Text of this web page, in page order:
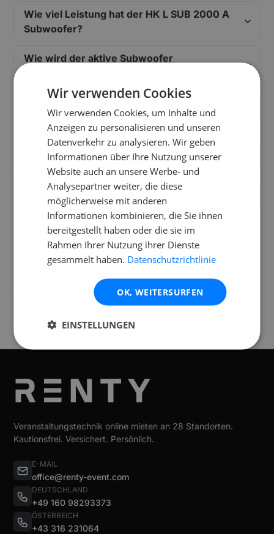
Wie viel Leistung hat der HK L SUB 2000 A
Subwoofer?
Wie wird der aktive Subwoofer
Wie groß und schwer ist der Subwoofer
und wie transportiere ich ihn?
Mit welchen Lautsprechern kann ich den
Subwoofer kombinieren?
Was ist bei der Miete des Subwoofers
enthalten und bietet ihr auch Lieferung an?
Standorte
Verfügbar an folgendenStandorten
Innsbruck
Veranstaltungstechnik online mieten an 28 Standorten.
Kautionsfrei. Versichert. Persönlich.
E-MAIL
office@renty-event.com
DEUTSCHLAND
+49 160 98293373
ÖSTERREICH
+43 316 231064
Wir verwenden Cookies
Wir verwenden Cookies, um Inhalte und
Anzeigen zu personalisieren und unseren
Datenverkehr zu analysieren. Wir geben
Informationen über Ihre Nutzung unserer
Website auch an unsere Werbe- und
Analysepartner weiter, die diese
möglicherweise mit anderen
Informationen kombinieren, die Sie ihnen
bereitgestellt haben oder die sie im
Rahmen Ihrer Nutzung ihrer Dienste
gesammelt haben. Datenschutzrichtlinie
OK, WEITERSURFEN
EINSTELLUNGEN